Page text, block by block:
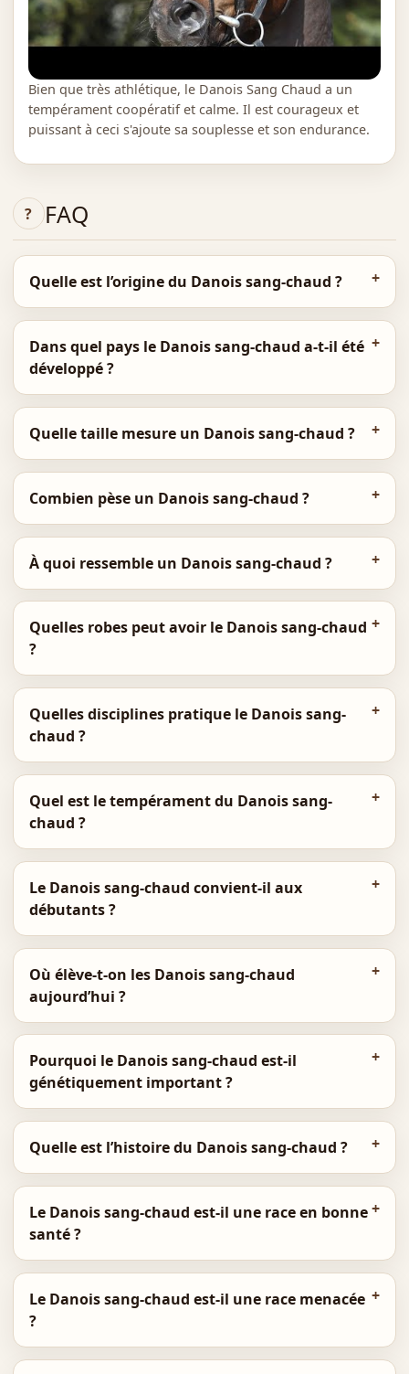
Bien que très athlétique, le Danois Sang Chaud a un
tempérament coopératif et calme. Il est courageux et
puissant à ceci s'ajoute sa souplesse et son endurance.
FAQ
Quelle est l’origine du Danois sang-chaud ?
Dans quel pays le Danois sang-chaud a-t-il été
développé ?
Quelle taille mesure un Danois sang-chaud ?
Combien pèse un Danois sang-chaud ?
À quoi ressemble un Danois sang-chaud ?
Quelles robes peut avoir le Danois sang-chaud
?
Quelles disciplines pratique le Danois sang-
chaud ?
Quel est le tempérament du Danois sang-
chaud ?
Le Danois sang-chaud convient-il aux
débutants ?
Où élève-t-on les Danois sang-chaud
aujourd’hui ?
Pourquoi le Danois sang-chaud est-il
génétiquement important ?
Quelle est l’histoire du Danois sang-chaud ?
Le Danois sang-chaud est-il une race en bonne
santé ?
Le Danois sang-chaud est-il une race menacée
?